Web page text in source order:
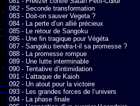
082 - Seconde transformation
083 - Doit-on sauver Vegeta ?
084 - La perte d’un allié précieux
085 - Le retour de Sangoku
086 - Une fin tragique pour Végéta
087 - Sangoku tiendra-t-il sa promesse ?
088 - La promesse rompue
089 - Une lutte interminable
090 - Tentative d’intimidation
091 - L’attaque de Kaioh
092 - Un atout pour la victoire
093 - Les grandes forces de l’univers
094 - La phase finale